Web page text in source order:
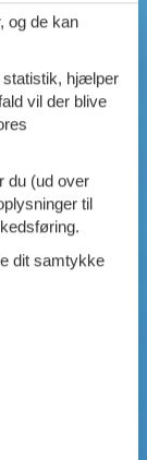
og de kan
statistik, hjælper
vil der blive
du (ud over
til
dit samtykke